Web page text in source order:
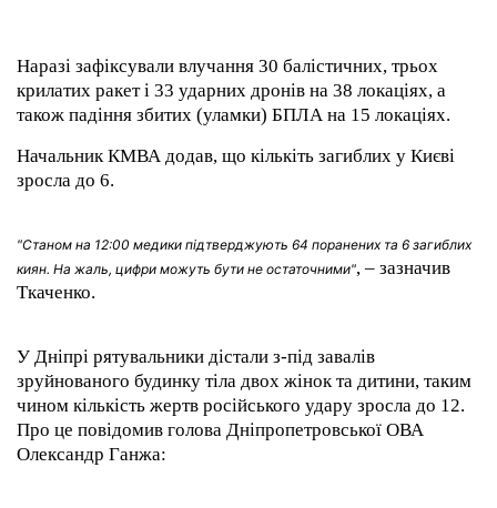
Наразі зафіксували влучання 30 балістичних, трьох
крилатих ракет і 33 ударних дронів на 38 локаціях, а
також падіння збитих (уламки) БПЛА на 15 локаціях.
Начальник КМВА додав, що кількіть загиблих у Києві
зросла до 6.
"Станом на 12:00 медики підтверджують 64 поранених та 6 загиблих
киян. На жаль, цифри можуть бути не остаточними", – зазначив
Ткаченко.
У Дніпрі рятувальники дістали з-під завалів
зруйнованого будинку тіла двох жінок та дитини, таким
чином кількість жертв російського удару зросла до 12.
Про це повідомив голова Дніпропетровської ОВА
Олександр Ганжа: